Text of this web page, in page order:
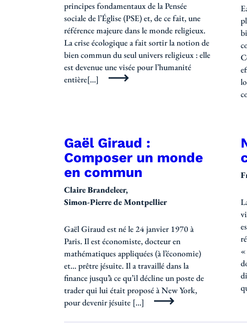
principes fondamentaux de la Pensée
sociale de l’Église (PSE) et, de ce fait, une
référence majeure dans le monde religieux.
La crise écologique a fait sortir la notion de
bien commun du seul univers religieux : elle
est devenue une visée pour l’humanité
entière[…]
Gaël Giraud :
Composer un monde
en commun
Claire Brandeleer
Simon-Pierre de Montpellier
Gaël Giraud est né le 24 janvier 1970 à
Paris. Il est économiste, docteur en
mathématiques appliquées (à l’économie)
et… prêtre jésuite. Il a travaillé dans la
finance jusqu’à ce qu’il décline un poste de
trader qui lui était proposé à New York,
pour devenir jésuite […]